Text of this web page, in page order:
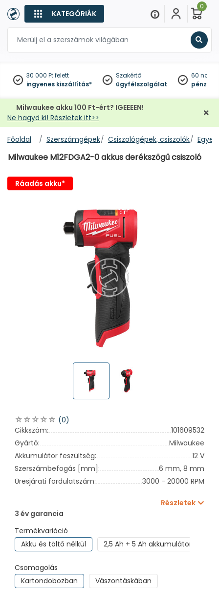
KATEGÓRIÁK
0
30 000 Ft felett
ingyenes kiszállítás*
Szakértő
ügyfélszolgálat
60
Milwaukee akku 100 Ft-ért? IGEEEEN!
Ne hagyd ki! Részletek itt>>
Főoldal Szerszámgépek Csiszológépek, csiszolók
Milwaukee M12FDGA2-0 akkus derékszögű csiszoló
Ráadás akku*
(0)
Cikkszám:
101609532
Gyártó:
Milwaukee
Akkumulátor feszültség:
12 V
Szerszámbefogás [mm]:
6 mm, 8 mm
Üresjárati fordulatszám:
3000 - 20000 RPM
Részletek
3 év garancia
Termékvariáció
Akku és töltő nélkül
2,5 Ah + 5 Ah akkumulátor + töltő
Csomagolás
Kartondobozban
Vászontáskában